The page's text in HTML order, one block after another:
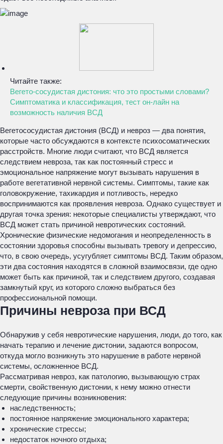
Читайте также:
Вегето-сосудистая дистония: что это простыми словами?
Симптоматика и классификация, тест он-лайн на
возможность наличия ВСД
Вегетососудистая дистония (ВСД) и невроз — два понятия,
которые часто обсуждаются в контексте психосоматических
расстройств. Многие люди считают, что ВСД является
следствием невроза, так как постоянный стресс и
эмоциональное напряжение могут вызывать нарушения в
работе вегетативной нервной системы. Симптомы, такие как
головокружение, тахикардия и потливость, нередко
воспринимаются как проявления невроза. Однако существует и
другая точка зрения: некоторые специалисты утверждают, что
ВСД может стать причиной невротических состояний.
Хронические физические недомогания и неопределенность в
состоянии здоровья способны вызывать тревогу и депрессию,
что, в свою очередь, усугубляет симптомы ВСД. Таким образом,
эти два состояния находятся в сложной взаимосвязи, где одно
может быть как причиной, так и следствием другого, создавая
замкнутый круг, из которого сложно выбраться без
профессиональной помощи.
Причины невроза при ВСД
Обнаружив у себя невротические нарушения, люди, до того, как
начать терапию и лечение дистонии, задаются вопросом,
откуда могло возникнуть это нарушение в работе нервной
системы, осложненное ВСД.
Рассматривая невроз, как патологию, вызывающую страх
смерти, свойственную дистонии, к нему можно отнести
следующие причины возникновения:
наследственность;
постоянное напряжение эмоционального характера;
хронические стрессы;
недостаток ночного отдыха;